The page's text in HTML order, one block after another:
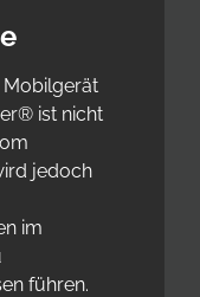
Mobilgerät
ist nicht
jedoch
im
führen.